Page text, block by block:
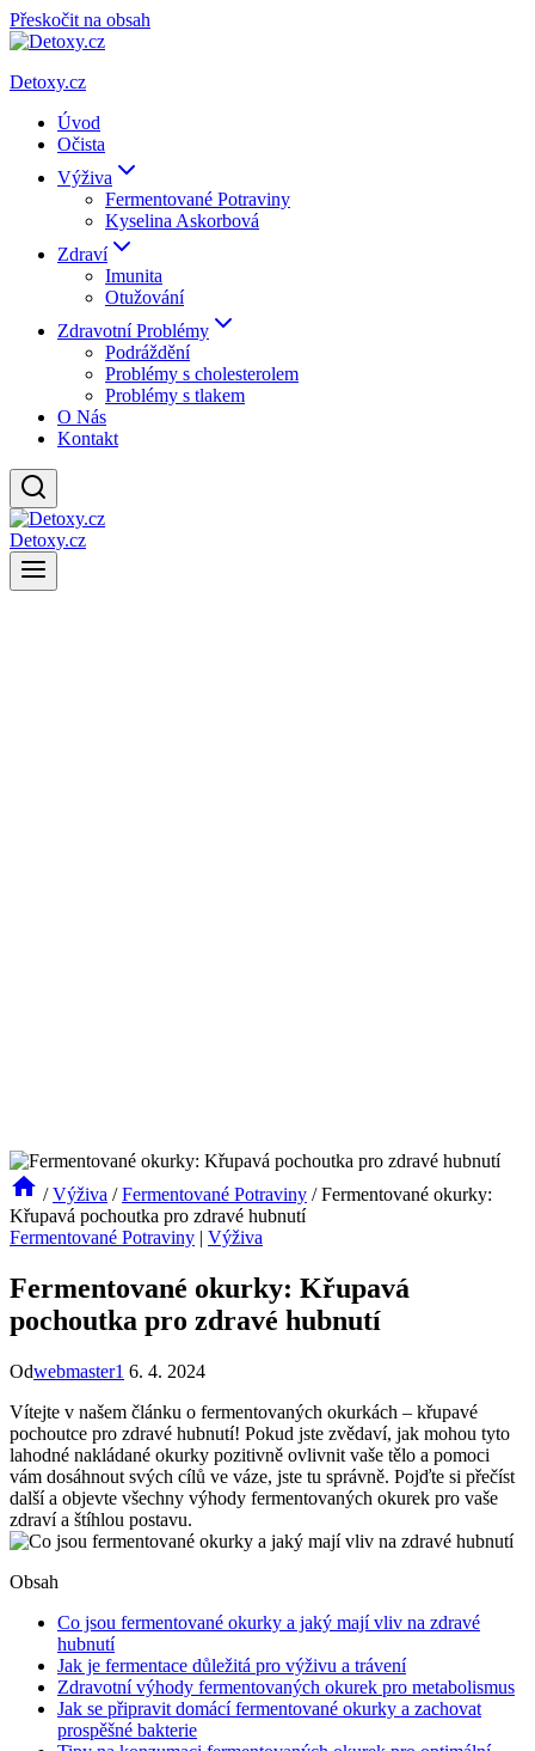
Přeskočit na obsah
Detoxy.cz
Úvod
Očista
Výživa
Fermentované Potraviny
Kyselina Askorbová
Zdraví
Imunita
Otužování
Zdravotní Problémy
Podráždění
Problémy s cholesterolem
Problémy s tlakem
O Nás
Kontakt
Detoxy.cz
/ Výživa / Fermentované Potraviny / Fermentované okurky:
Křupavá pochoutka pro zdravé hubnutí
Fermentované Potraviny | Výživa
Fermentované okurky: Křupavá
pochoutka pro zdravé hubnutí
Odwebmaster1 6. 4. 2024
Vítejte v našem článku o fermentovaných okurkách – křupavé
pochoutce pro zdravé hubnutí! Pokud jste zvědaví, jak mohou tyto
lahodné nakládané okurky pozitivně ovlivnit vaše tělo a pomoci
vám dosáhnout svých cílů ve váze, jste tu správně. Pojďte si přečíst
další a objevte všechny výhody fermentovaných okurek pro vaše
zdraví a štíhlou postavu.
Obsah
Co jsou fermentované okurky a jaký mají vliv na zdravé
hubnutí
Jak je fermentace důležitá pro výživu a trávení
Zdravotní výhody fermentovaných okurek pro metabolismus
Jak se připravit domácí fermentované okurky a zachovat
prospěšné bakterie